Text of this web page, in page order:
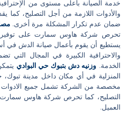
خدمة الصيانة بأعلى مستوى من
والأدوات اللازمة من أجل التصليح، كما
ضمان عدم تكرار المشكلة مرة أخرى.
تحرص شركة هاوس سمارت على
يستطيع أن يقوم بأعمال صيانة الدش في
والاحترافية الكبيرة في المجال
الخدمة. وزنيه دش بتبوك حي البوادي
المنزلية في أي مكان داخل مدينة
مخصصة من الشركة تشمل جميع
التصليح، كما تحرص شركة هاوس سمارت
العميل.